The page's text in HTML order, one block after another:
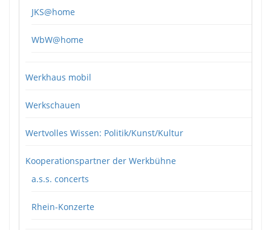
JKS@home
WbW@home
Werkhaus mobil
Werkschauen
Wertvolles Wissen: Politik/Kunst/Kultur
Kooperationspartner der Werkbühne
a.s.s. concerts
Rhein-Konzerte